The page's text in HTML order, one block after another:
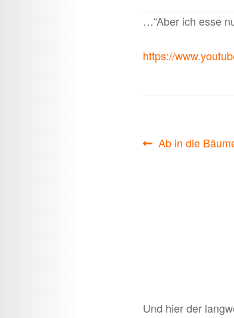
…“Aber ich esse
https://
Vorheriger
Ab in die
Und hier der